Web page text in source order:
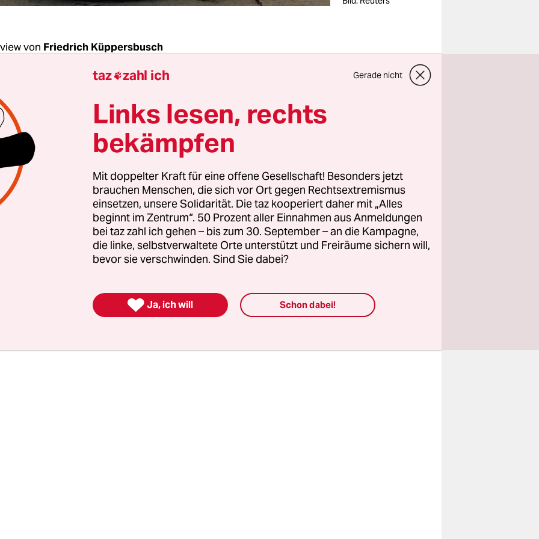
von Friedrich Küppersbusch
ab dem 10. Juni machen Sie im WDR Fernsehen
„Tagesschaum“. Was ist das ?
Ein Meinungs- und Kommentarmagazin,
die Leute bis zur Bundestagswahl begleiten. Eine
Haltung, Erbauung und Trost. Die „Tagesschau“ auf
ziemlich viel. Kommt das täglich?
montags, dienstags und donnerstags um 23.15 Uhr.
taz zahl ich Gerade nicht
Links lesen, rechts
bekämpfen
Mit doppelter Kraft für eine offene Gesellschaft! Besonders jetzt
brauchen Menschen, die sich vor Ort gegen Rechtsextremismus
einsetzen, unsere Solidarität. Die taz kooperiert daher mit „Alles
beginnt im Zentrum“. 50 Prozent aller Einnahmen aus Anmeldungen
bei taz zahl ich gehen – bis zum 30. September – an die Kampagne,
die linke, selbstverwaltete Orte unterstützt und Freiräume sichern will,
bevor sie verschwinden. Sind Sie dabei?
 Ja, ich will Schon dabei!